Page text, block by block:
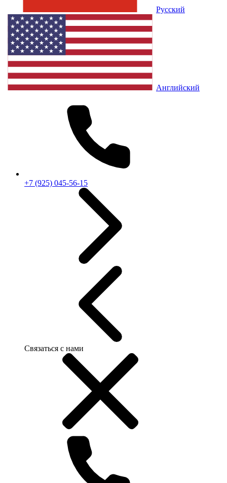
Русский
Английский
+7 (925) 045-56-15
Связаться с нами